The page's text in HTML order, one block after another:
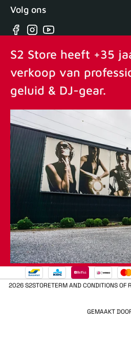
Volg ons
Facebook
Instagram
YouTube
S2 Store heeft +35
verkoop van
geluid & DJ-gear.
2026 S2STORETERM AND CONDITIONS OF
GEMAAKT